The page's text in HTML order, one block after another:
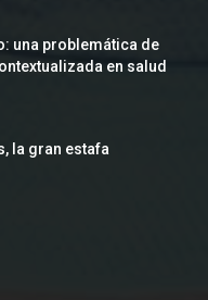
una problemática de
en salud
la gran estafa